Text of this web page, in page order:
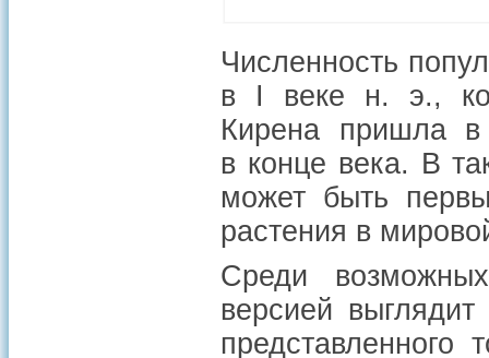
Численность
в I веке н. э.,
Кирена пришла
в конце века. В
может быть
растения в
Среди
версией выглядит